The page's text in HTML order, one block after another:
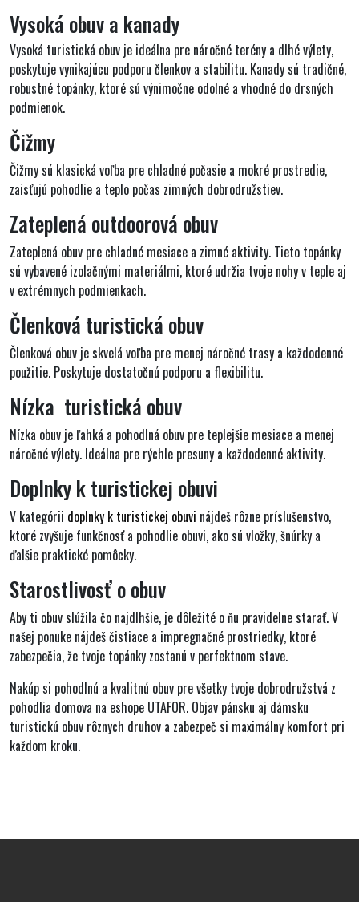
Vysoká obuv a kanady
Vysoká turistická obuv je ideálna pre náročné terény a dlhé výlety,
poskytuje vynikajúcu podporu členkov a stabilitu. Kanady sú tradičné,
robustné topánky, ktoré sú výnimočne odolné a vhodné do drsných
podmienok.
Čižmy
Čižmy sú klasická voľba pre chladné počasie a mokré prostredie,
zaisťujú pohodlie a teplo počas zimných dobrodružstiev.
Zateplená outdoorová obuv
Zateplená obuv pre chladné mesiace a zimné aktivity. Tieto topánky
sú vybavené izolačnými materiálmi, ktoré udržia tvoje nohy v teple aj
v extrémnych podmienkach.
Členková turistická obuv
Členková obuv je skvelá voľba pre menej náročné trasy a každodenné
použitie. Poskytuje dostatočnú podporu a flexibilitu.
Nízka turistická obuv
Nízka obuv je ľahká a pohodlná obuv pre teplejšie mesiace a menej
náročné výlety. Ideálna pre rýchle presuny a každodenné aktivity.
Doplnky k turistickej obuvi
V kategórii doplnky k turistickej obuvi nájdeš rôzne príslušenstvo,
ktoré zvyšuje funkčnosť a pohodlie obuvi, ako sú vložky, šnúrky a
ďalšie praktické pomôcky.
Starostlivosť o obuv
Aby ti obuv slúžila čo najdlhšie, je dôležité o ňu pravidelne starať. V
našej ponuke nájdeš čistiace a impregnačné prostriedky, ktoré
zabezpečia, že tvoje topánky zostanú v perfektnom stave.
Nakúp si pohodlnú a kvalitnú obuv pre všetky tvoje dobrodružstvá z
pohodlia domova na eshope UTAFOR. Objav pánsku aj dámsku
turistickú obuv rôznych druhov a zabezpeč si maximálny komfort pri
každom kroku.